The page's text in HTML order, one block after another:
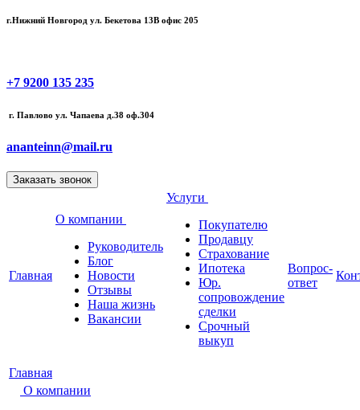
г.Нижний Новгород ул. Бекетова 13В офис 205
+7 9200 135 235
г. Павлово ул. Чапаева д.38 оф.304
ananteinn@mail.ru
Главная
О компании
Руководитель
Блог
Новости
Отзывы
Наша жизнь
Вакансии
Услуги
Покупателю
Продавцу
Страхование
Ипотека
Юр.
сопровождение
сделки
Срочный
выкуп
Вопрос-
ответ
Главная
О компании